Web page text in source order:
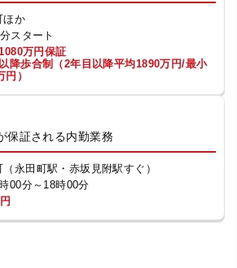
ほか
スタート
万円保証
降歩合制（2年目以降平均1890万円/最小
）
保証される内勤業務
永田町駅・赤坂見附駅すぐ）
00分～18時00分